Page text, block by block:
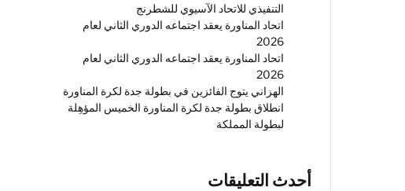
التنفيذي للاتحاد الآسيوي للشطرنج
اتحاد المناورة يعقد اجتماعه الدوري الثاني لعام
2026
اتحاد المناورة يعقد اجتماعه الدوري الثاني لعام
2026
الهزاني يتوج الفائزين في بطولة جدة لكرة المناورة
انطلاق بطولة جدة لكرة المناورة الخميس المؤهِلة
لبطولة المملكة
أحدث التعليقات